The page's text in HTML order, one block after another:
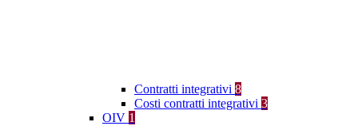
Contratti integrativi 8
Costi contratti integrativi 3
OIV 1